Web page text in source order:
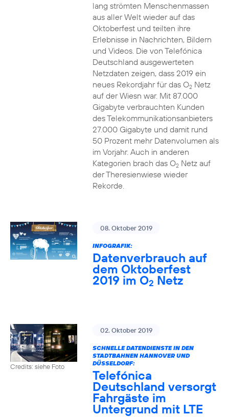
lang strömten Menschenmassen
aus aller Welt wieder auf das
Oktoberfest und teilten ihre
Erlebnisse in Nachrichten, Bildern
und Videos. Die von Telefónica
Deutschland ausgewerteten
Netzdaten zeigen, dass 2019 ein
neues Rekordjahr für das O2Netz
auf der Wiesn war. Mit 87.000
Gigabyte verbrauchten Kunden
des Telekommunikationsanbieters
27.000 Gigabyte und damit rund
50 Prozent mehr Datenvolumen als
im Vorjahr. Auch in anderen
Kategorien brach das O2Netz auf
der Theresienwiese wieder
Rekorde.
08. Oktober 2019
INFOGRAFIK:
Datenverbrauch auf
dem Oktoberfest
2019 im O2 Netz
Credits: siehe Foto
02. Oktober 2019
SCHNELLE DATENDIENSTE IN DEN
STADTBAHNEN HANNOVER UND
DÜSSELDORF:
Telefónica
Deutschland versorgt
Fahrgäste im
Untergrund mit LTE